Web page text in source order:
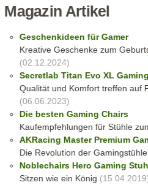
Magazin Artikel
Geschenkideen für Gamer
Kreative Geschenke zum
(02.12.2024)
Secretlab Titan Evo XL
Qualität und Komfort treffen auf
(06.06.2023)
Die besten Gaming Chairs
Kaufempfehlungen für Stühle
AKRacing Master Premium
Die Revolution der
Noblechairs Hero Gaming
Sitzen wie ein König